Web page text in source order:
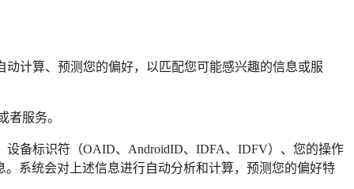
计算、预测您的偏好，以匹配您可能感兴趣的信息或服
者服务。
备标识符（OAID、AndroidID、IDFA、IDFV）、您的操作
系统会对上述信息进行自动分析和计算，预测您的偏好特